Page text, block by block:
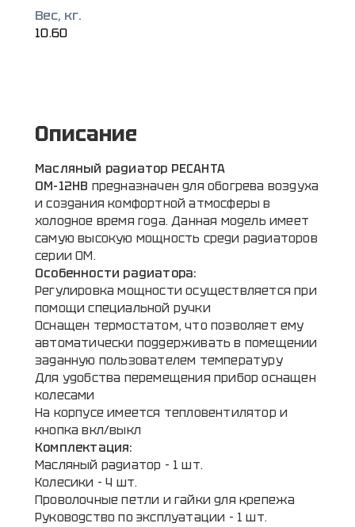
Вес, кг.
10.60
Описание
Масляный радиатор РЕСАНТА
ОМ-12НВ предназначен для обогрева воздуха
и создания комфортной атмосферы в
холодное время года. Данная модель имеет
самую высокую мощность среди радиаторов
серии OМ.
Особенности радиатора:
Регулировка мощности осуществляется при
помощи специальной ручки
Оснащен термостатом, что позволяет ему
автоматически поддерживать в помещении
заданную пользователем температуру
Для удобства перемещения прибор оснащен
колесами
На корпусе имеется тепловентилятор и
кнопка вкл/выкл
Комплектация:
Масляный радиатор - 1 шт.
Колесики - 4 шт.
Проволочные петли и гайки для крепежа
Руководство по эксплуатации - 1 шт.